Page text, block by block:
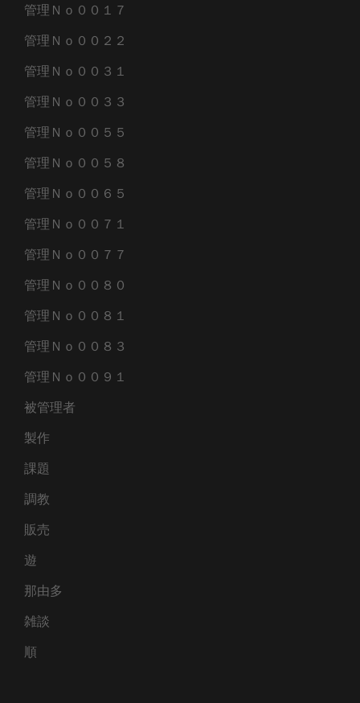
管理Ｎｏ００１７
管理Ｎｏ００２２
管理Ｎｏ００３１
管理Ｎｏ００３３
管理Ｎｏ００５５
管理Ｎｏ００５８
管理Ｎｏ００６５
管理Ｎｏ００７１
管理Ｎｏ００７７
管理Ｎｏ００８０
管理Ｎｏ００８１
管理Ｎｏ００８３
管理Ｎｏ００９１
被管理者
製作
課題
調教
販売
遊
那由多
雑談
順